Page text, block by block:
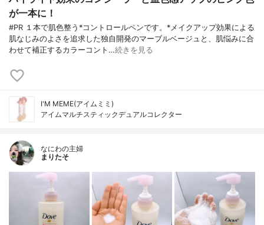
が一本に！
#PR １本で肌色整う*コントロールペンです。*メイクアップ効果による
肌なじみのよさを追求した独自開発のマーブルベージュと、肌悩みに合
わせて補正するカラーコント…続きを見る
I'M MEME(アイムミミ)
アイムマルチスティックデュアルコレクター
なにわの主婦
まりたそ